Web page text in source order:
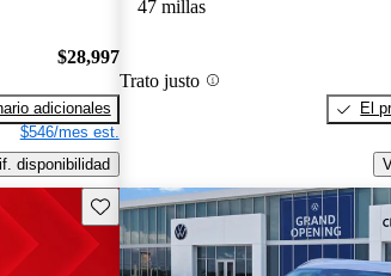
$28,997
adicionales
$546/mes est.
disponibilidad
47 millas
Trato justo
El
Guarda este Aviso